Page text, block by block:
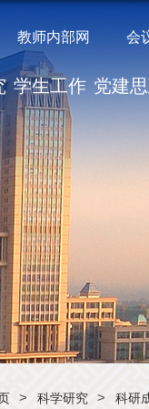
教师内部网 会
学生工作 党建
> 科学研究 > 科研